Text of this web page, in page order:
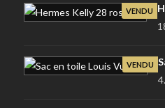
VENDU
VENDU